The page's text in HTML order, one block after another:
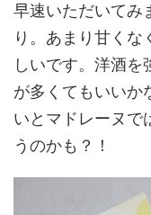
早速いただいてみ
り。あまり甘く
しいです。洋酒
が多くてもいいか
いとマドレーヌで
うのかも？！